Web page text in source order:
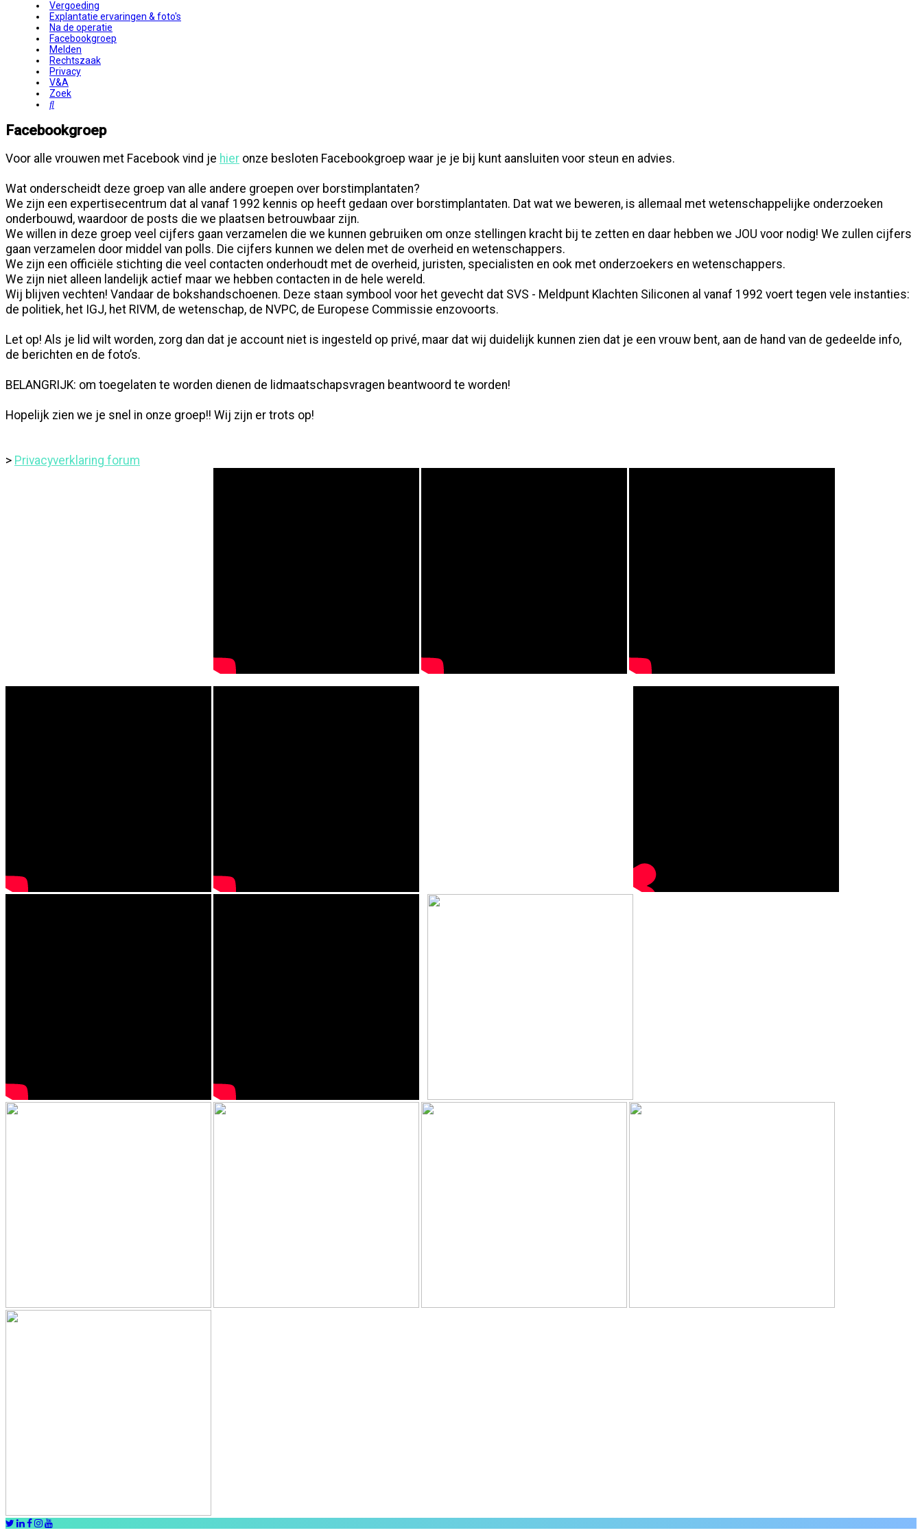
Vergoeding
Explantatie ervaringen & foto's
Na de operatie
Facebookgroep
Melden
Rechtszaak
Privacy
V&A
Zoek
Zoek
Facebookgroep
Voor alle vrouwen met Facebook vind je hier onze besloten Facebookgroep waar je je bij kunt aansluiten voor steun en advies.
Wat onderscheidt deze groep van alle andere groepen over borstimplantaten?
We zijn een expertisecentrum dat al vanaf 1992 kennis op heeft gedaan over borstimplantaten. Dat wat we beweren, is allemaal met wetenschappelijke onderzoeken
onderbouwd, waardoor de posts die we plaatsen betrouwbaar zijn.
We willen in deze groep veel cijfers gaan verzamelen die we kunnen gebruiken om onze stellingen kracht bij te zetten en daar hebben we JOU voor nodig! We zullen cijfers
gaan verzamelen door middel van polls. Die cijfers kunnen we delen met de overheid en wetenschappers.
We zijn een officiële stichting die veel contacten onderhoudt met de overheid, juristen, specialisten en ook met onderzoekers en wetenschappers.
We zijn niet alleen landelijk actief maar we hebben contacten in de hele wereld.
Wij blijven vechten! Vandaar de bokshandschoenen. Deze staan symbool voor het gevecht dat SVS - Meldpunt Klachten Siliconen al vanaf 1992 voert tegen vele instanties:
de politiek, het IGJ, het RIVM, de wetenschap, de NVPC, de Europese Commissie enzovoorts.
Let op! Als je lid wilt worden, zorg dan dat je account niet is ingesteld op privé, maar dat wij duidelijk kunnen zien dat je een vrouw bent, aan de hand van de gedeelde info,
de berichten en de foto’s.
BELANGRIJK: om toegelaten te worden dienen de lidmaatschapsvragen beantwoord te worden!
Hopelijk zien we je snel in onze groep!! Wij zijn er trots op!
> Privacyverklaring forum